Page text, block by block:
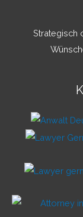
Strategisch